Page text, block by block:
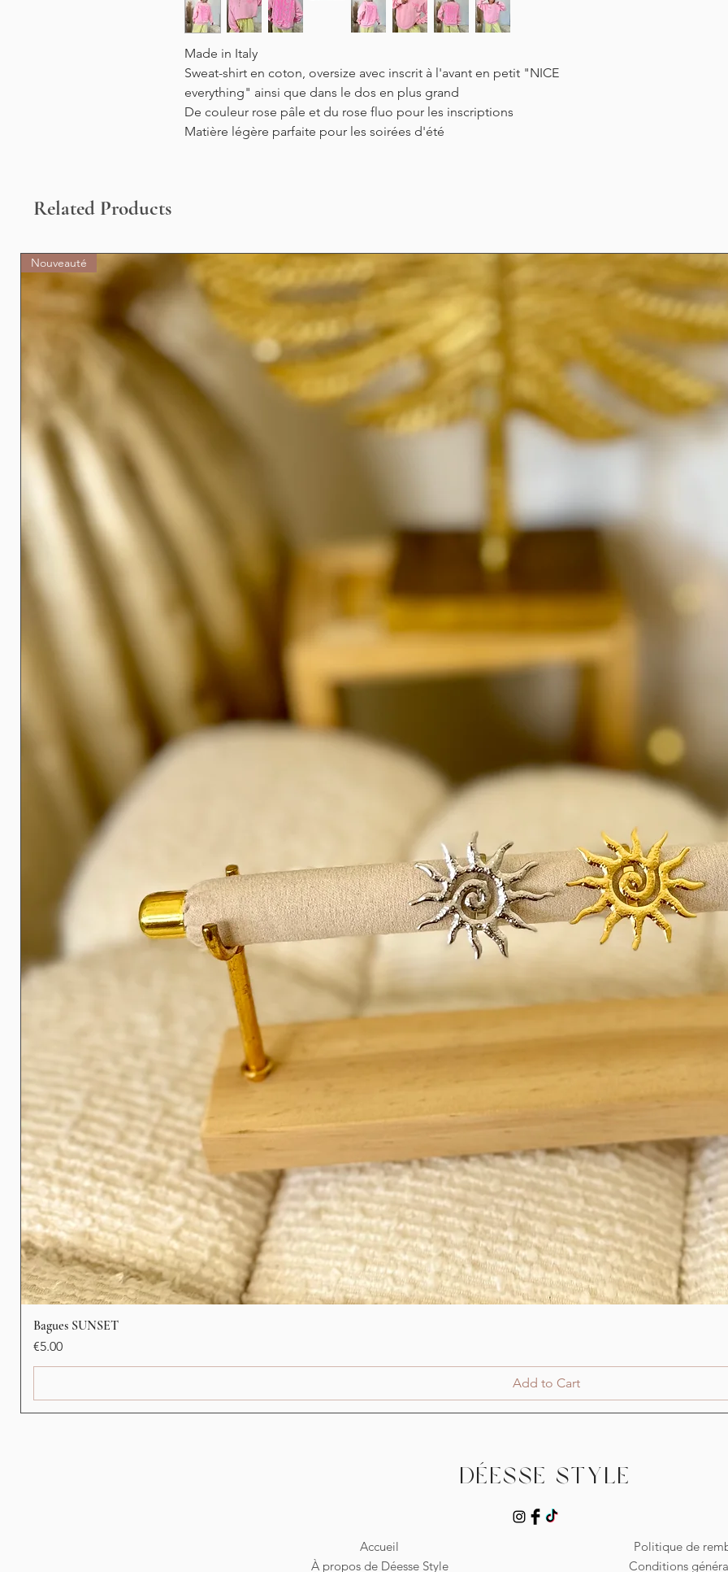
Made in Italy
Sweat-shirt en coton, oversize avec inscrit à l'avant en petit "NICE
everything" ainsi que dans le dos en plus grand
De couleur rose pâle et du rose fluo pour les inscriptions
Matière légère parfaite pour les soirées d'été
Related Products
Nouveauté
Bagues SUNSET
Price
€5.00
Add to Cart
Déesse Style
Accueil
À propos de Déesse Style
Politique de
Conditions